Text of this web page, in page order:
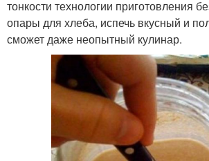
тонкости технологии приготовления
опары для хлеба, испечь вкусный и
сможет даже неопытный кулинар.